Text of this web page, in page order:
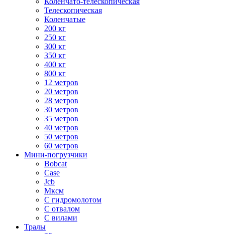
Телескопическая
Коленчатые
200 кг
250 кг
300 кг
350 кг
400 кг
800 кг
12 метров
20 метров
28 метров
30 метров
35 метров
40 метров
50 метров
60 метров
Мини-погрузчики
Bobcat
Case
Jcb
Мксм
С гидромолотом
С отвалом
С вилами
Тралы